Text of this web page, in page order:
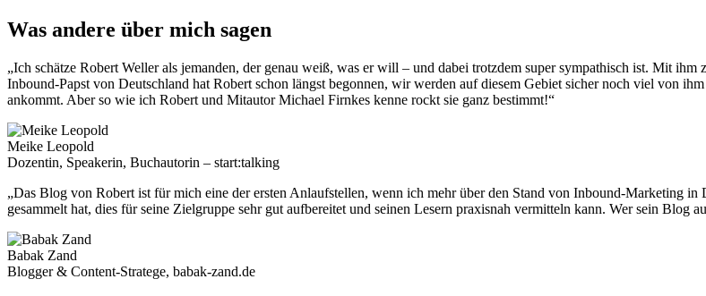
Was andere über mich sagen
„Ich schätze Robert Weller als jemanden, der genau weiß, was er will – und dabei trotzdem super sympathisch ist. Mit
Inbound-Papst von Deutschland hat Robert schon längst begonnen, wir werden auf diesem Gebiet sicher noch viel von
ankommt. Aber so wie ich Robert und Mitautor Michael Firnkes kenne rockt sie ganz bestimmt!“
Meike Leopold
Dozentin, Speakerin, Buchautorin – start:talking
„Das Blog von Robert ist für mich eine der ersten Anlaufstellen, wenn ich mehr über den Stand von Inbound-Marketing
gesammelt hat, dies für seine Zielgruppe sehr gut aufbereitet und seinen Lesern praxisnah vermitteln kann. Wer sein Blog
Babak Zand
Blogger & Content-Stratege, babak-zand.de